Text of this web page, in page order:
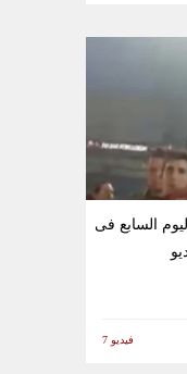
السابع فى
فيديو 7